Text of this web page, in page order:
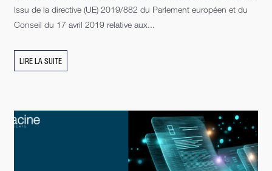
Issu de la directive (UE) 2019/882 du Parlement européen et du
Conseil du 17 avril 2019 relative aux...
LIRE LA SUITE